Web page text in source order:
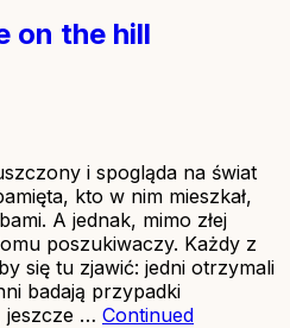
on the hill
i spogląda na świat
kto w nim mieszkał,
A jednak, mimo złej
poszukiwaczy. Każdy z
się tu zjawić: jedni otrzymali
badają przypadki
jeszcze … Continued